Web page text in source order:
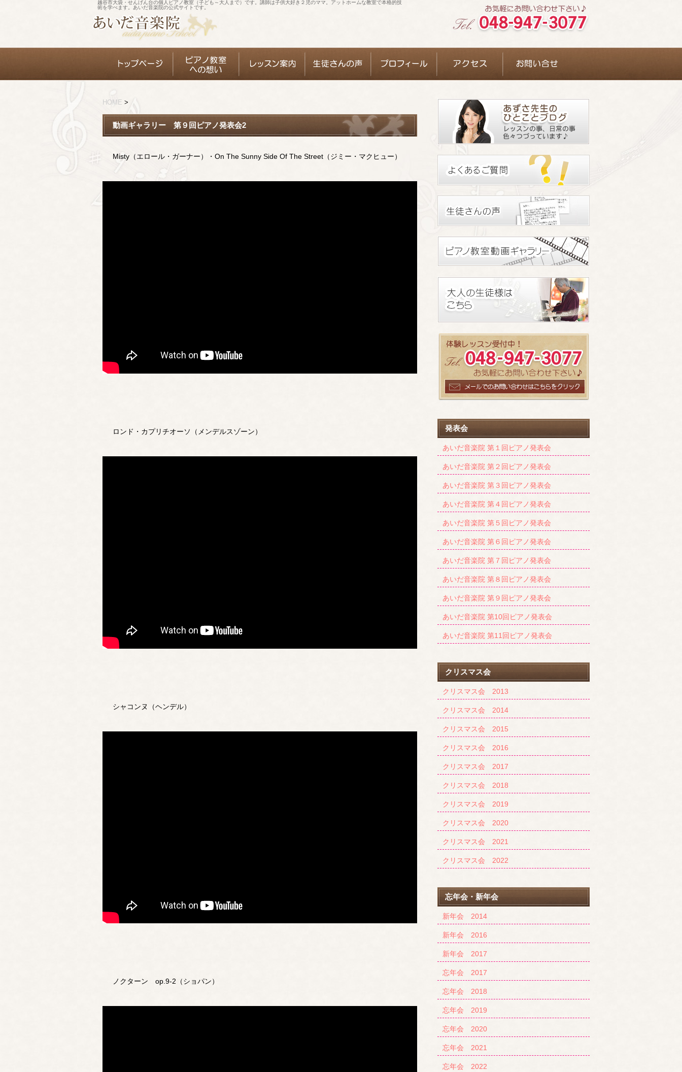
越谷市大袋・せんげん台の個人ピアノ教室（子ども～大人まで）です。講師は子供大好き２児のママ。アットホームな教室で本格的技
術を学べます。あいだ音楽院の公式サイトです。
HOME >
動画ギャラリー 第９回ピアノ発表会2
Misty（エロール・ガーナー）・On The Sunny Side Of The Street（ジミー・マクヒュー）
ロンド・カプリチオーソ（メンデルスゾーン）
シャコンヌ（ヘンデル）
ノクターン op.9-2（ショパン）
発表会
あいだ音楽院 第１回ピアノ発表会
あいだ音楽院 第２回ピアノ発表会
あいだ音楽院 第３回ピアノ発表会
あいだ音楽院 第４回ピアノ発表会
あいだ音楽院 第５回ピアノ発表会
あいだ音楽院 第６回ピアノ発表会
あいだ音楽院 第７回ピアノ発表会
あいだ音楽院 第８回ピアノ発表会
あいだ音楽院 第９回ピアノ発表会
あいだ音楽院 第10回ピアノ発表会
あいだ音楽院 第11回ピアノ発表会
クリスマス会
クリスマス会 2013
クリスマス会 2014
クリスマス会 2015
クリスマス会 2016
クリスマス会 2017
クリスマス会 2018
クリスマス会 2019
クリスマス会 2020
クリスマス会 2021
クリスマス会 2022
忘年会・新年会
新年会 2014
新年会 2016
新年会 2017
忘年会 2017
忘年会 2018
忘年会 2019
忘年会 2020
忘年会 2021
忘年会 2022